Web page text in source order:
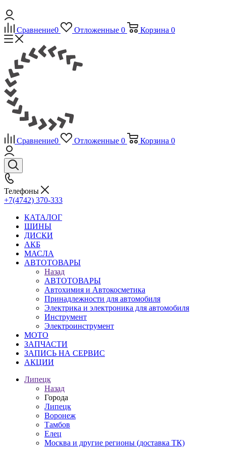
Сравнение0 Отложенные 0 Корзина 0
Сравнение0 Отложенные 0 Корзина 0
Телефоны
+7(4742) 370-333
КАТАЛОГ
ШИНЫ
ДИСКИ
АКБ
МАСЛА
АВТОТОВАРЫ
Назад
АВТОТОВАРЫ
Автохимия и Автокосметика
Принадлежности для автомобиля
Электрика и электроника для автомобиля
Инструмент
Электроинструмент
МОТО
ЗАПЧАСТИ
ЗАПИСЬ НА СЕРВИС
АКЦИИ
Липецк
Назад
Города
Липецк
Воронеж
Тамбов
Елец
Москва и другие регионы (доставка ТК)